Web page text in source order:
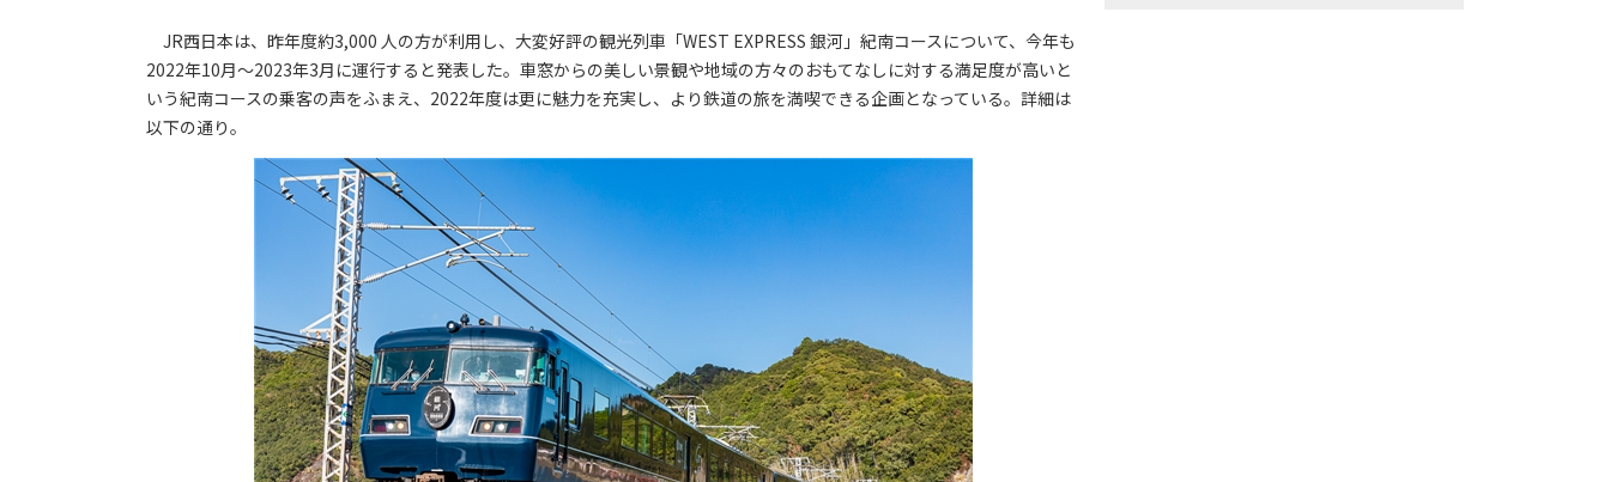
JR西日本は、昨年度約3,000 人の方が利用し、大変好評の観光列車「WEST EXPRESS 銀河」紀南コースについて、今年も
2022年10月～2023年3月に運行すると発表した。車窓からの美しい景観や地域の方々のおもてなしに対する満足度が高いと
いう紀南コースの乗客の声をふまえ、2022年度は更に魅力を充実し、より鉄道の旅を満喫できる企画となっている。詳細は
以下の通り。